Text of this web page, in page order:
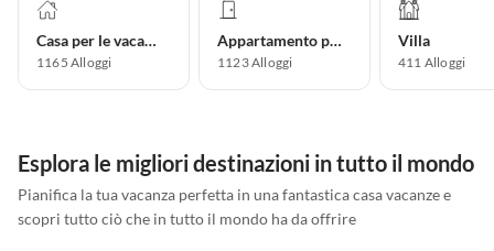
Casa per le vacanze
1165 Alloggi
Appartamento per vacanze
1123Alloggi
Villa
411 Alloggi
Esplora le migliori destinazioni in tutto il mondo
Pianifica la tua vacanza perfetta in una fantastica casa vacanze e
scopri tutto ciò che in tutto il mondo ha da offrire